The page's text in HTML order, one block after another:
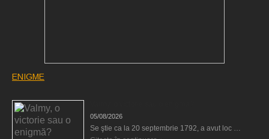
ENIGME
05/08/2026
Se ştie ca la 20 septembrie 1792, a avut loc …